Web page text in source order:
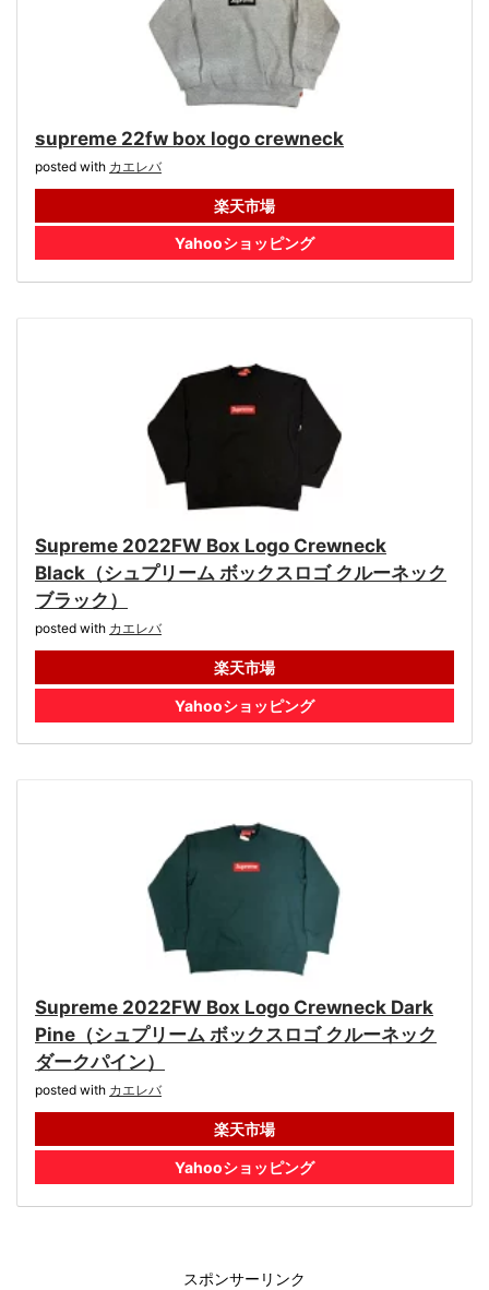
supreme 22fw box logo crewneck
posted with カエレバ
楽天市場
Yahooショッピング
Supreme 2022FW Box Logo Crewneck
Black（シュプリーム ボックスロゴ クルーネック
ブラック）
posted with カエレバ
楽天市場
Yahooショッピング
Supreme 2022FW Box Logo Crewneck Dark
Pine（シュプリーム ボックスロゴ クルーネック
ダークパイン）
posted with カエレバ
楽天市場
Yahooショッピング
スポンサーリンク